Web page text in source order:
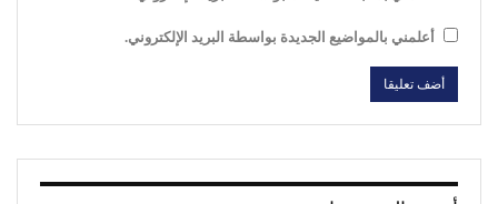
أعلمني بالمواضيع الجديدة بواسطة البريد الإلكتروني.